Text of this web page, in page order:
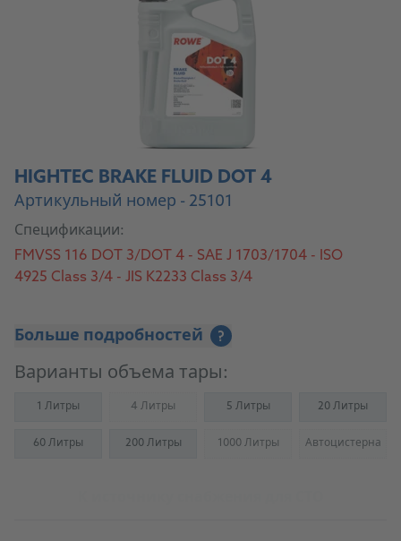
HIGHTEC BRAKE FLUID DOT 4
Артикульный номер - 25101
Спецификации:
FMVSS 116 DOT 3/DOT 4 - SAE J 1703/1704 - ISO
4925 Class 3/4 - JIS K2233 Class 3/4
Больше подробностей ?
Варианты объема тары:
1 Литры 4 Литры(Not available) 5 Литры 20 Литры
60 Литры 200 Литры 1000 Литры(Not available)Автоцистерна
(Not